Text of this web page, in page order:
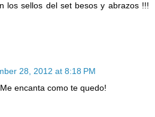
los sellos del set besos y abrazos !!!
28, 2012 at 8:18 PM
encanta como te quedo!